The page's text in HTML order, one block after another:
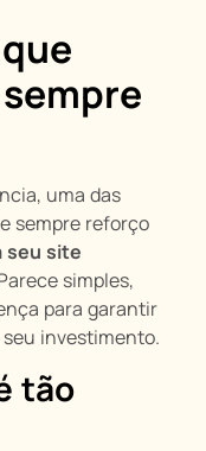
uma das
sempre reforço
seu site
simples,
para garantir
seu investimento.
tão